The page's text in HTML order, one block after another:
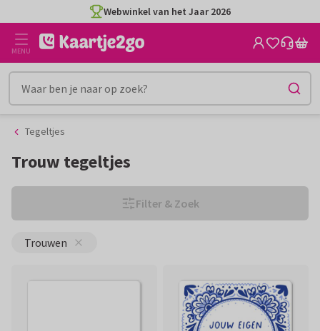
naar
inhoud
naar
het
filter
Webwinkel van het Jaar 2026
MENU
Tegeltjes
Trouw tegeltjes
Filter & Zoek
Trouwen